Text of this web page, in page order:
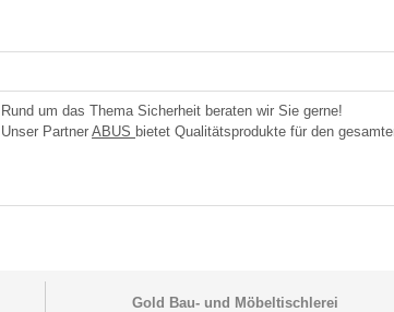
Rund um das Thema Sicherheit beraten wir Sie gerne!
Unser Partner ABUS bietet Qualitätsprodukte für den
Gold Bau- und Möbeltischlerei